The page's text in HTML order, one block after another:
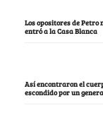
Los opositores de
entró a la Casa Blanca
Así encontraron el
escondido por un